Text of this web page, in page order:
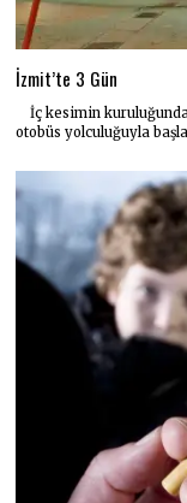
İzmit’te 3 Gün
İç kesimin
otobüs yolculuğuyla